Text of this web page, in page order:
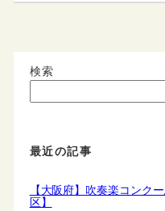
検索
最近の記事
【大阪府】吹奏楽コン
区】